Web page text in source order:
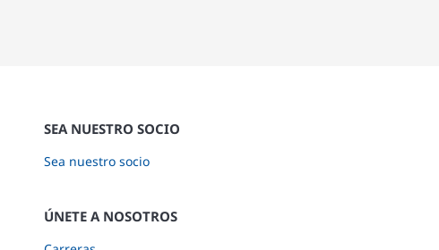
SEA NUESTRO SOCIO
Sea nuestro socio
ÚNETE A NOSOTROS